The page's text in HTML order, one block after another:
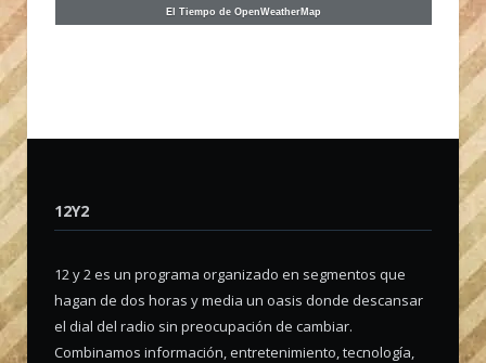
El Tiempo de OpenWeatherMap
12Y2
12 y 2 es un programa organizado en segmentos que
hagan de dos horas y media un oasis donde descansar
el dial del radio sin preocupación de cambiar.
Combinamos información, entretenimiento, tecnología,